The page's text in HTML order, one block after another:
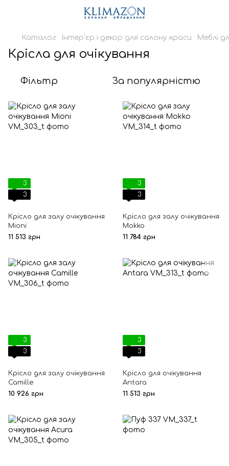
Каталог Інтер'єр і декор для салону краси Меблі
Крісла для очікування
Фільтр За популярністю
3
3
Крісло для залу очікування
Mioni
11 513 грн
3
3
Крісло для залу очікування
Mokko
11 784 грн
3
3
Крісло для залу очікування
Camille
10 926 грн
3
3
Крісло для очікування
Antara
11 513 грн